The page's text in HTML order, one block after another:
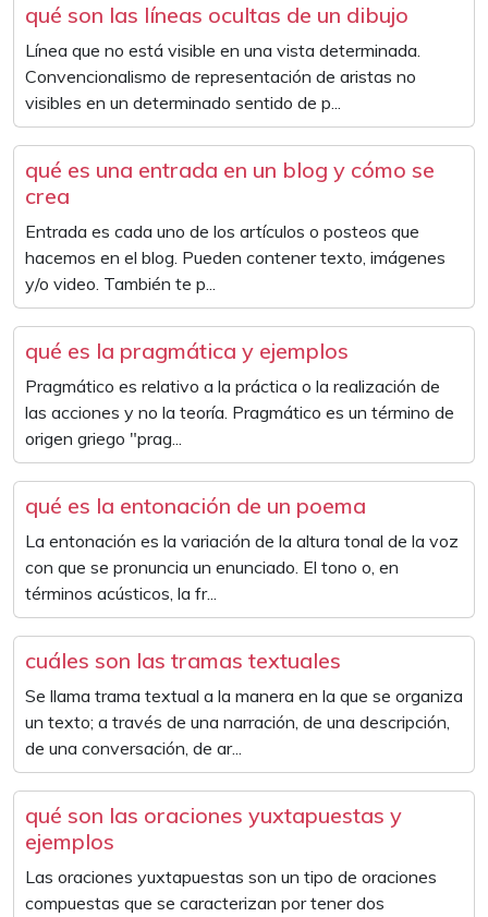
qué son las líneas ocultas de un dibujo
Línea que no está visible en una vista determinada.
Convencionalismo de representación de aristas no
visibles en un determinado sentido de p...
qué es una entrada en un blog y cómo se
crea
Entrada es cada uno de los artículos o posteos que
hacemos en el blog. Pueden contener texto, imágenes
y/o video. También te p...
qué es la pragmática y ejemplos
Pragmático es relativo a la práctica o la realización de
las acciones y no la teoría. Pragmático es un término de
origen griego "prag...
qué es la entonación de un poema
La entonación es la variación de la altura tonal de la voz
con que se pronuncia un enunciado. El tono o, en
términos acústicos, la fr...
cuáles son las tramas textuales
Se llama trama textual a la manera en la que se organiza
un texto; a través de una narración, de una descripción,
de una conversación, de ar...
qué son las oraciones yuxtapuestas y
ejemplos
Las oraciones yuxtapuestas son un tipo de oraciones
compuestas que se caracterizan por tener dos